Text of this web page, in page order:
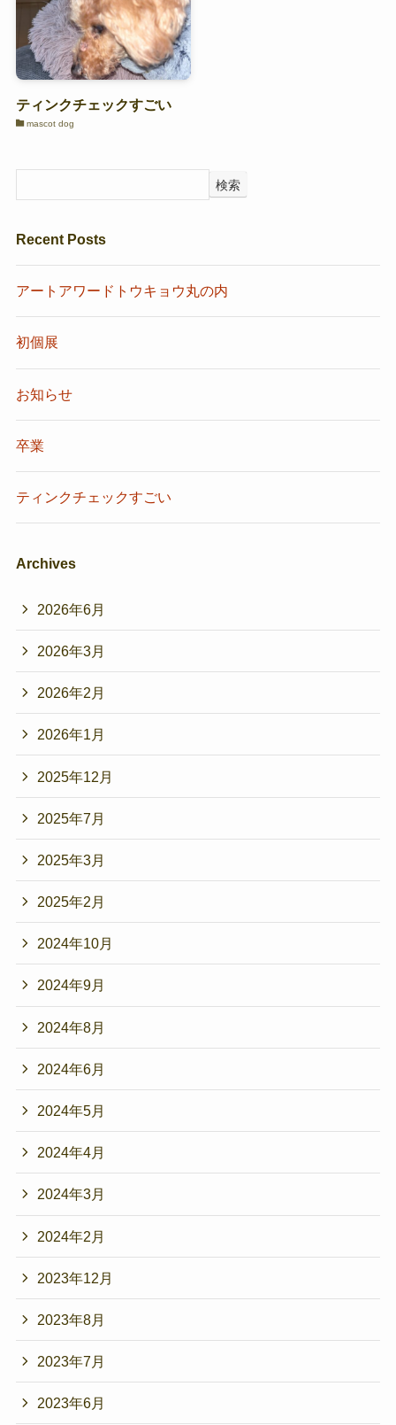
ティンクチェックすごい
mascot dog
検索
Recent Posts
アートアワードトウキョウ丸の内
初個展
お知らせ
卒業
ティンクチェックすごい
Archives
2026年6月
2026年3月
2026年2月
2026年1月
2025年12月
2025年7月
2025年3月
2025年2月
2024年10月
2024年9月
2024年8月
2024年6月
2024年5月
2024年4月
2024年3月
2024年2月
2023年12月
2023年8月
2023年7月
2023年6月